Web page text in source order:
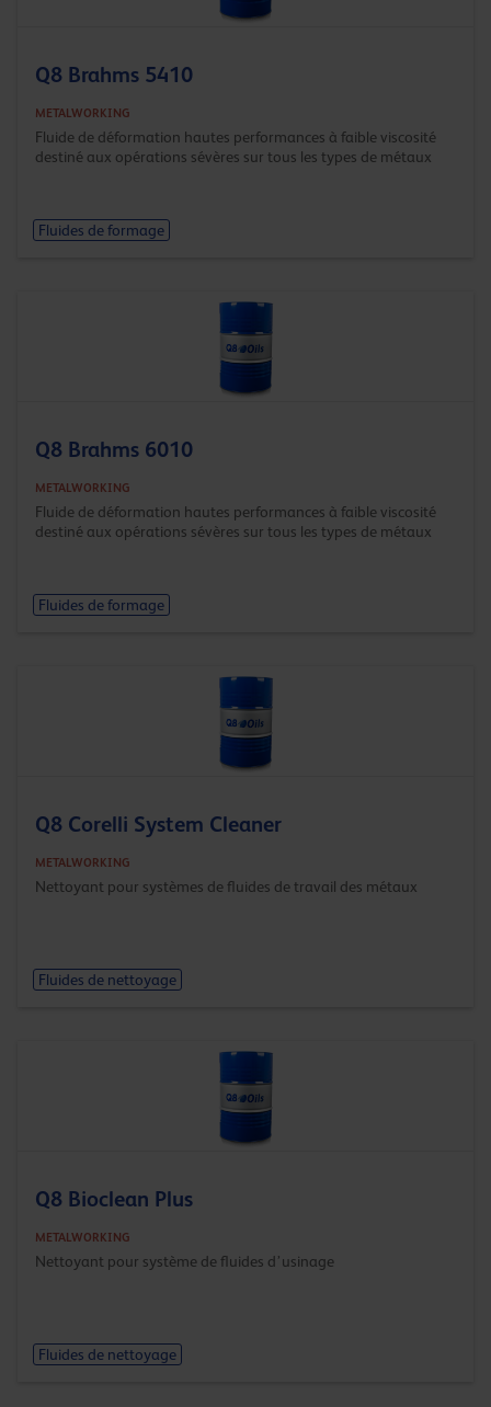
Q8 Brahms 5410
METALWORKING
Fluide de déformation hautes performances à faible viscosité
destiné aux opérations sévères sur tous les types de métaux
Fluides de formage
Q8 Brahms 6010
METALWORKING
Fluide de déformation hautes performances à faible viscosité
destiné aux opérations sévères sur tous les types de métaux
Fluides de formage
Q8 Corelli System Cleaner
METALWORKING
Nettoyant pour systèmes de fluides de travail des métaux
Fluides de nettoyage
Q8 Bioclean Plus
METALWORKING
Nettoyant pour système de fluides d’usinage
Fluides de nettoyage